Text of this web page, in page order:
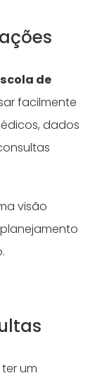
de
facilmente
dados
visão
um